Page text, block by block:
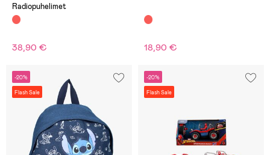
Radiopuhelimet
38,90 € 18,90 €
-20%
Flash Sale
-20%
Flash Sale